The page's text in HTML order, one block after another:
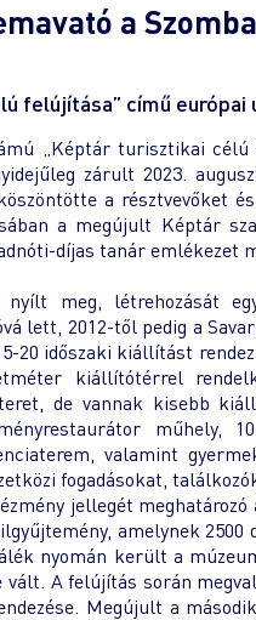
a
felújítása” című európai
„Képtár turisztikai
zárult 2023.
a résztvevőket
a megújult Képtár
díjas tanár emlékezet
meg, létrehozását
lett, 2012-től pedig a
20 időszaki kiállítást
kiállítótérrel
de vannak kisebb
műhely,
valamint
fogadásokat,
jellegét
amelynek
nyomán került a
A felújítás során
Megújult a